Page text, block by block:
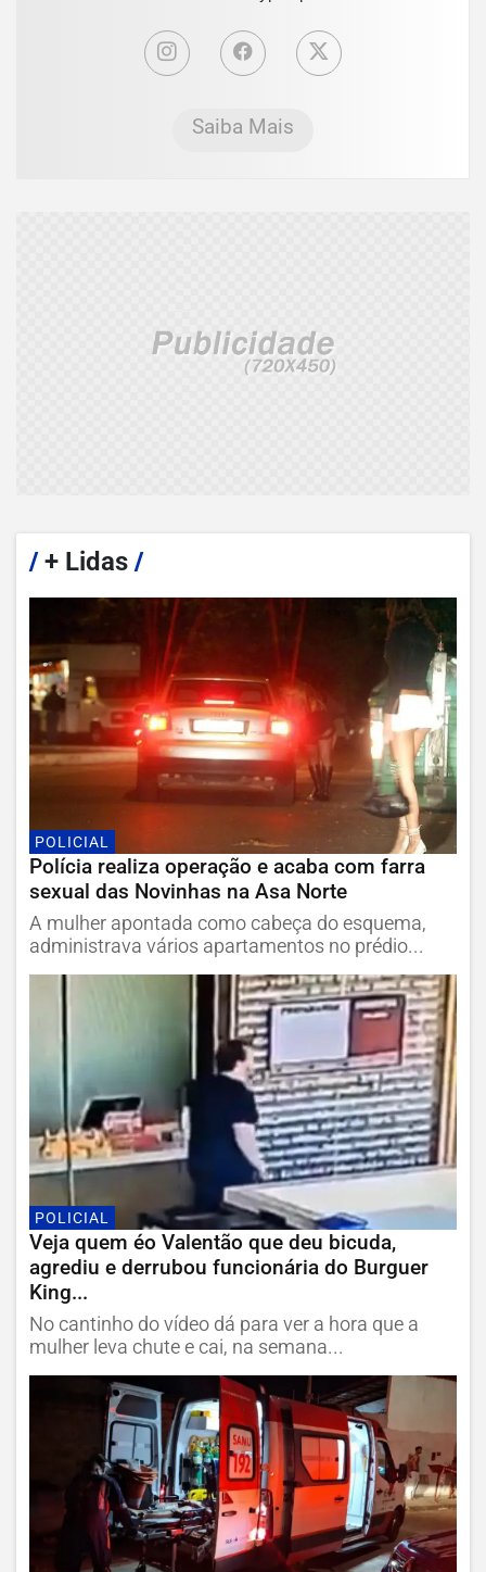
Saiba Mais
/+ Lidas /
POLICIAL
Polícia realiza operação e acaba com farra
sexual das Novinhas na Asa Norte
A mulher apontada como cabeça do esquema,
administrava vários apartamentos no prédio...
POLICIAL
Veja quem éo Valentão que deu bicuda,
agrediu e derrubou funcionária do Burguer
King...
No cantinho do vídeo dá para ver a hora que a
mulher leva chute e cai, na semana...